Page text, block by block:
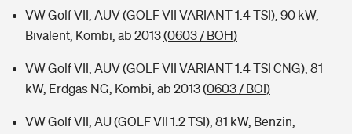
VW Golf VII, AUV (GOLF VII VARIANT 1.4 TSI), 90 kW,
Bivalent, Kombi, ab 2013(0603 / BOH)
VW Golf VII, AUV (GOLF VII VARIANT 1.4 TSI CNG), 81
kW, Erdgas NG, Kombi, ab 2013(0603 / BOI)
VW Golf VII, AU (GOLF VII 1.2 TSI), 81 kW, Benzin,